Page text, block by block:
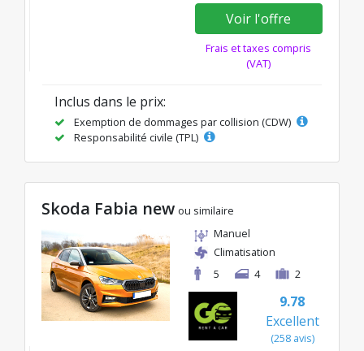
Voir l'offre
Frais et taxes compris
(VAT)
Inclus dans le prix:
Exemption de dommages par collision (CDW)
Responsabilité civile (TPL)
Skoda Fabia new ou similaire
Manuel
Climatisation
5
4 2
9.78
Excellent
(258 avis)